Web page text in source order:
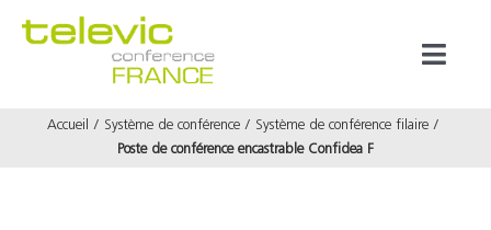
Accueil Système de conférence
Système de conférence filaire
Poste de conférence encastrable Confidea F